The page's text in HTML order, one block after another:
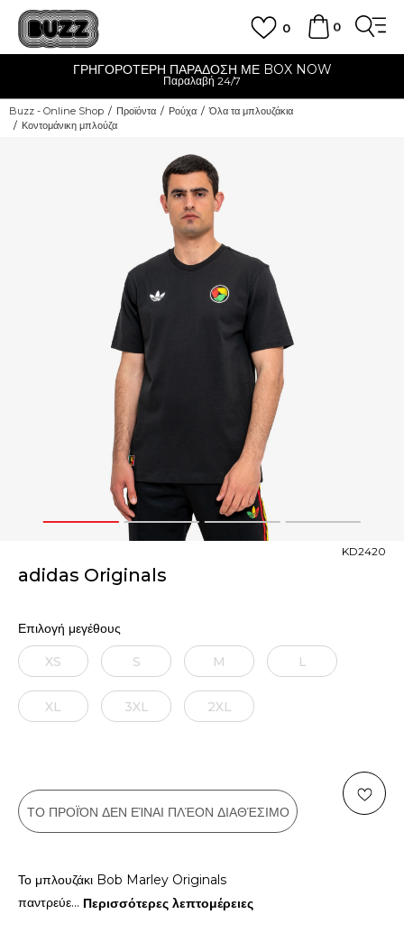
0
0
ΓΡΗΓΟΡΟΤΕΡΗ ΠΑΡΑΔΟΣΗ ΜΕ BOX NOW
Παραλαβή 24/7
Buzz - Online Shop Προϊόντα Ρούχα
Όλα τα μπλουζάκια
Κοντομάνικη μπλούζα
1 2 3 4
adidas Originals
KD2420
Επιλογή μεγέθους
XS S M L
XL 3XL 2XL
ΤΟ ΠΡΟΪΌΝ ΔΕΝ ΕΊΝΑΙ ΠΛΈΟΝ ΔΙΑΘΈΣΙΜΟ
Το μπλουζάκι Bob Marley Originals
παντρεύε... Περισσότερες λεπτομέρειες